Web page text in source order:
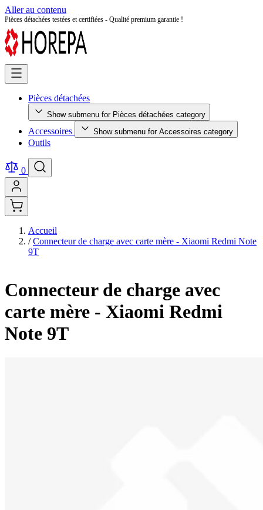
Aller au contenu
Retour facile sous 14 jours - Achetez en toute sérénité !
Pièces détachées
Show submenu for Pièces détachées category
Accessoires Show submenu for Accessoires category
Outils
0
Accueil
/ Connecteur de charge avec carte mère - Xiaomi Redmi Note
9T
Connecteur de charge avec
carte mère - Xiaomi Redmi
Note 9T